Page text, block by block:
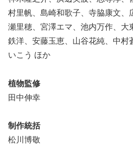
村里帆、島崎和歌子、寺脇康文、
瀬里穂、宮澤エマ、池内万作、大
鉄洋、安藤玉恵、山谷花純、中村
いこう ほか
植物監修
田中伸幸
制作統括
松川博敬